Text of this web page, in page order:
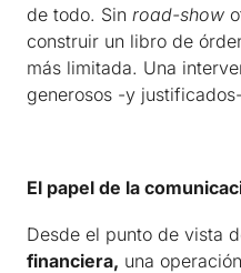
de todo. Sin road-show
construir un libro de
más limitada. Una
generosos -y
El papel de la
Desde el punto de vista
financiera, una